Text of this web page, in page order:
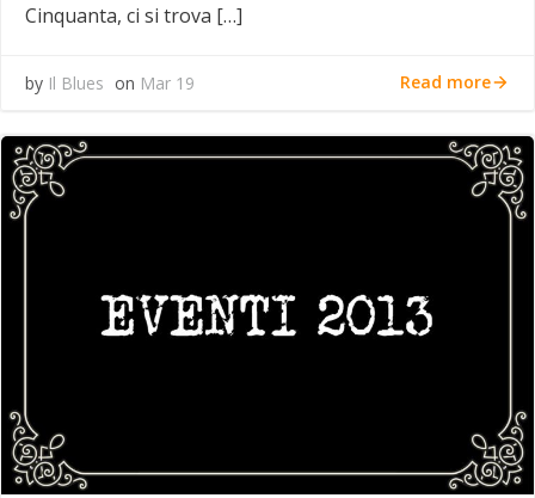
Cinquanta, ci si trova […]
by Il Blues on Mar 19 Read more